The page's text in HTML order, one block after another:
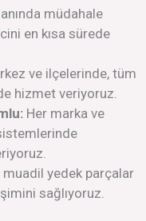
müdahale
en kısa sürede
ve ilçelerinde, tüm
hizmet veriyoruz.
Her marka ve
muadil yedek parçalar
sağlıyoruz.